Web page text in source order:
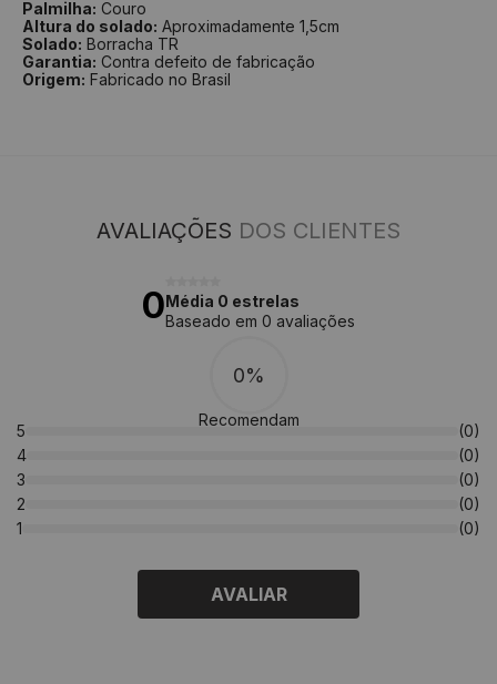
Palmilha: Couro
Altura do solado: Aproximadamente 1,5cm
Solado: Borracha TR
Garantia: Contra defeito de fabricação
Origem: Fabricado no Brasil
AVALIAÇÕES DOS CLIENTES
0Média 0 estrelas
Baseado em 0 avaliações
0%
Recomendam
5
(0)
4
(0)
3
(0)
2
(0)
1
(0)
AVALIAR